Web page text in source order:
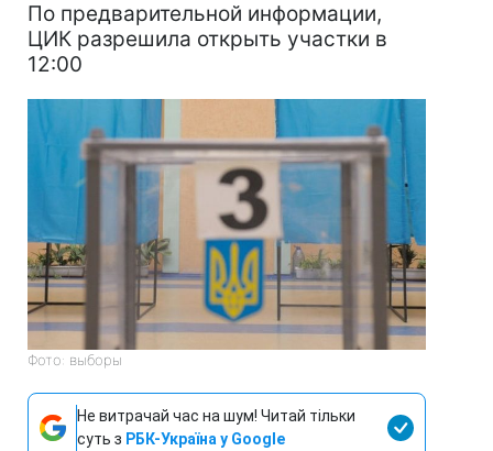
По предварительной информации,
ЦИК разрешила открыть участки в
12:00
Фото: выборы
Не витрачай час на шум! Читай тільки
суть з РБК-Україна у Google